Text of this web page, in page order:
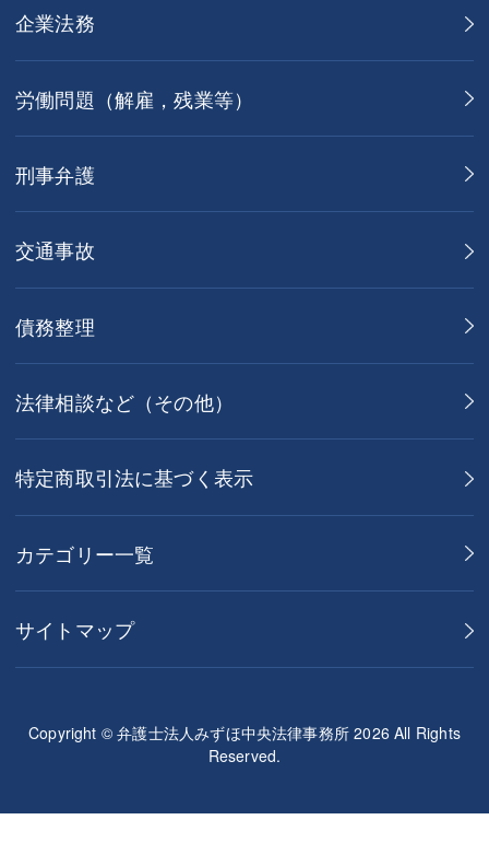
企業法務
労働問題（解雇，残業等）
刑事弁護
交通事故
債務整理
法律相談など（その他）
特定商取引法に基づく表示
カテゴリー一覧
サイトマップ
Copyright © 弁護士法人みずほ中央法律事務所 2026 All Rights
Reserved.